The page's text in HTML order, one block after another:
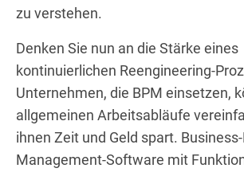
zu verstehen.
Denken Sie nun an die Stärke eines
kontinuierlichen Reengineering-
Unternehmen, die BPM einsetzen,
allgemeinen Arbeitsabläufe
ihnen Zeit und Geld spart.
Management-Software mit